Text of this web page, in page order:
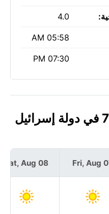
4.0
05:58 AM
07:30 PM
توقعات الطقس لمدة 7 في دولة إسرائيل
Fri, Aug
Sat, Aug 08